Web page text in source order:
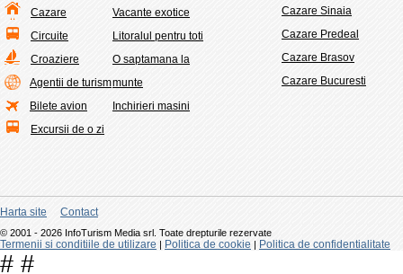
Cazare
Circuite
Croaziere
Agentii de turism
Bilete avion
Excursii de o zi
Vacante exotice
Litoralul pentru toti
O saptamana la
munte
Inchirieri masini
Cazare Sinaia
Cazare Predeal
Cazare Brasov
Cazare Bucuresti
Harta site Contact
© 2001 - 2026 InfoTurism Media srl. Toate drepturile rezervate
Termenii si conditiile de utilizare | Politica de cookie | Politica de confidentialitate
# #